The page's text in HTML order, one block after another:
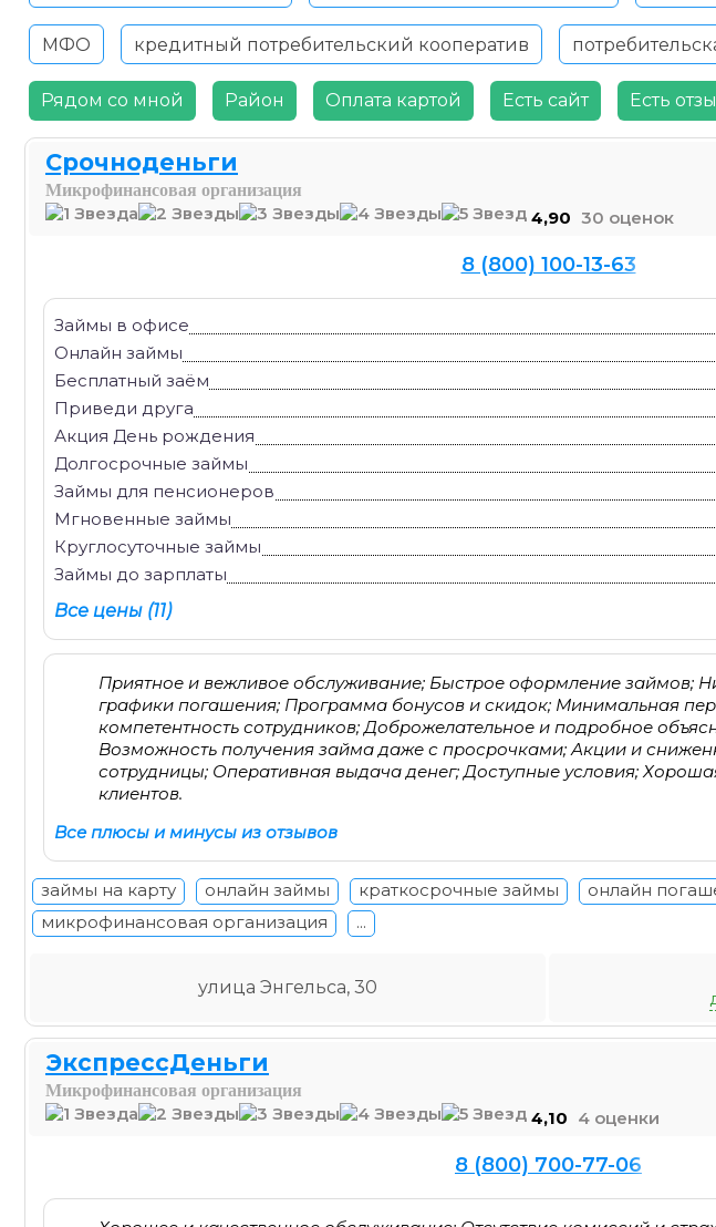
МФО кредитный потребительский кооператив
Рядом со мной Район Оплата картой Есть сайт Есть
Срочноденьги
Микрофинансовая организация
4,90 30 оценок
8 (800) 100-13-63
Займы в офисе
Онлайн займы
Бесплатный заём
Приведи друга
Акция День рождения
Долгосрочные займы
Займы для пенсионеров
Мгновенные займы
Круглосуточные займы
Займы до зарплаты
Все цены (11)
Приятное и вежливое обслуживание; Быстрое оформление займов;
графики погашения; Программа бонусов и скидок; Минимальная
компетентность сотрудников; Доброжелательное и подробное
Возможность получения займа даже с просрочками; Акции и
сотрудницы; Оперативная выдача денег; Доступные условия;
клиентов.
Все плюсы и минусы из отзывов
займы на карту онлайн займы краткосрочные займы
онлайн
микрофинансовая организация
...
улица Энгельса, 30
ЭкспрессДеньги
Микрофинансовая организация
4,10 4 оценки
8 (800) 700-77-06